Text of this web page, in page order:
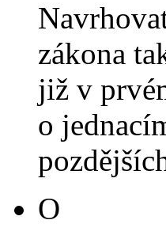
zákona
již v
o
O